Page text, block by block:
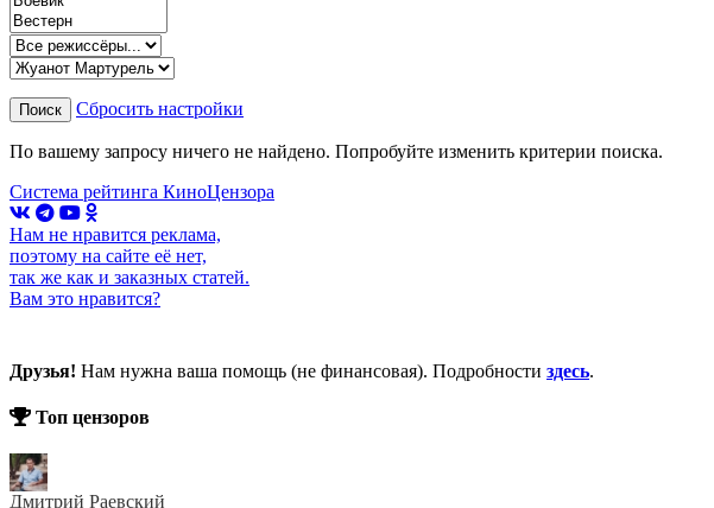
Поиск Сбросить настройки
По вашему запросу ничего не найдено. Попробуйте изменить критерии поиска.
Система рейтинга КиноЦензора
Нам не нравится реклама,
поэтому на сайте её нет,
так же как и заказных статей.
Вам это нравится?
Друзья! Нам нужна ваша помощь (не финансовая). Подробности здесь.
Топ цензоров
Дмитрий Раевский